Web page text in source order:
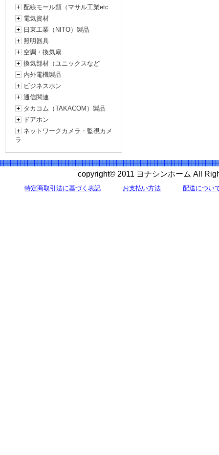
配線モール類（マサル工業etc
電気資材
日東工業（NITO）製品
照明器具
空調・換気扇
換気部材（ユニックスなど
内外電機製品
ビジネスホン
通信関連
タカコム（TAKACOM）製品
ドアホン
ネットワークカメラ・監視カメ
ラ
copyright© 2011 ヨナシンホーム All
特定商取引法に基づく表記 お支払い方法 配送につい